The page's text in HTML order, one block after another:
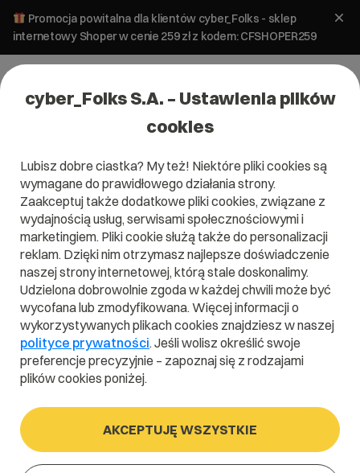
Promocja powitalna dla klientów cyber_Folks - sklep
internetowy Shoper w cenie 259 zł z kodem: CFSHOPER259
Domena .academy
.academy
Szukaj
cyber_Folks S.A. – Ustawienia plików
cookies
Lubisz dobre ciastka? My też! Niektóre pliki cookies są
wymagane do prawidłowego działania strony.
Zaakceptuj także dodatkowe pliki cookies, związane z
wydajnością usług, serwisami społecznościowymi i
marketingiem. Pliki cookie służą także do personalizacji
reklam. Dzięki nim otrzymasz najlepsze doświadczenie
naszej strony internetowej, którą stale doskonalimy.
Udzielona dobrowolnie zgoda w każdej chwili może być
wycofana lub zmodyfikowana. Więcej informacji o
wykorzystywanych plikach cookies znajdziesz w naszej
polityce prywatności. Jeśli wolisz określić swoje
preferencje precyzyjnie – zapoznaj się z rodzajami
plików cookies poniżej.
AKCEPTUJĘ WSZYSTKIE